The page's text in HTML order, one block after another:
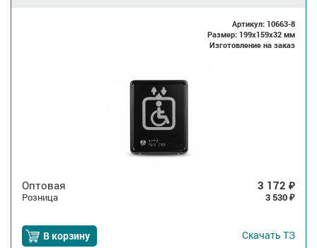
Артикул: 10663-8
Размер: 199x159x32 мм
Изготовление на заказ
Оптовая 3 172 ₽
Розница 3 530 ₽
В корзину Скачать ТЗ